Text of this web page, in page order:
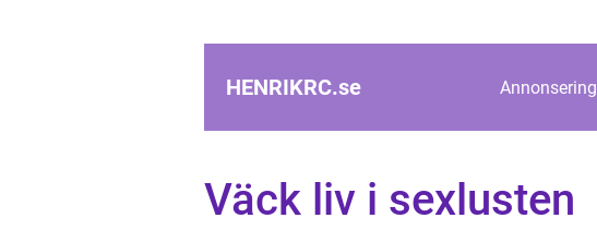
HENRIKRC.se Annonsering
Väck liv i sexlusten